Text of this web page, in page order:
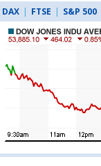
DAX | FTSE | S&P 500